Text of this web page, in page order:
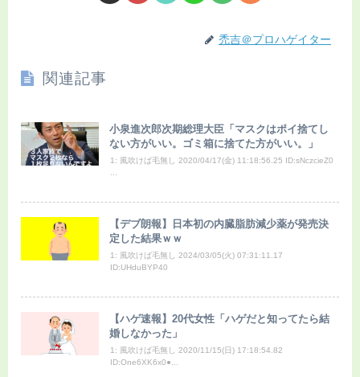
禿吉＠プロハゲイター
関連記事
小泉進次郎次期総理大臣「マスクはポイ捨てし
ない方がいい。ゴミ箱に捨てた方がいい。」
1: 風吹けば毛無し 2020/04/17(金) 11:18:56.25 ID:sNczcieZ0
【デブ朗報】日本初の内臓脂肪減少薬が発売決
定した結果ｗｗ
1: 風吹けば毛無し 2024/03/05(火) 07:31:11.17
ID:UHduBYP40
【ハゲ速報】20代女性「ハゲだと知ってたら結
婚しなかった」
1: 風吹けば毛無し 2020/11/15(日) 17:18:54.82
ID:One6XK6x0●...